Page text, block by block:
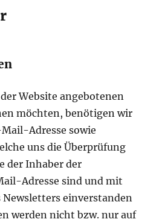
Website angebotenen
möchten, benötigen wir
Adresse sowie
uns die Überprüfung
der Inhaber der
Adresse sind und mit
Newsletters einverstanden
werden nicht bzw. nur auf